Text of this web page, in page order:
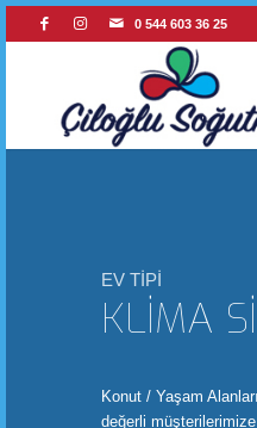
0 544 603 36 25
EV TİPİ
KLİMA
Konut / Yaşam
değerli